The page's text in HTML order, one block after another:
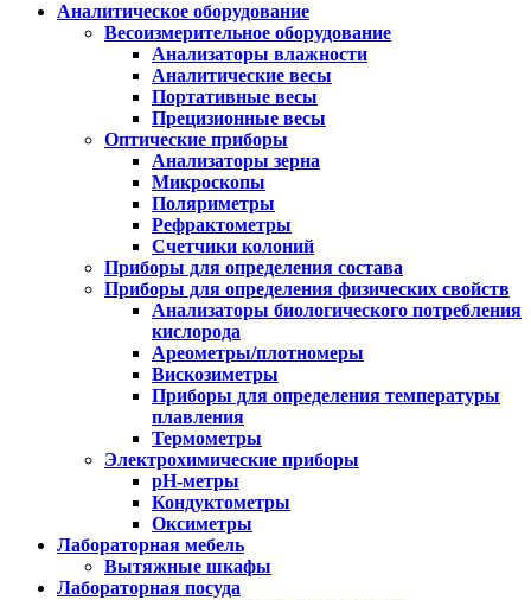
Аналитическое оборудование
Весоизмерительное оборудование
Анализаторы влажности
Аналитические весы
Портативные весы
Прецизионные весы
Оптические приборы
Анализаторы зерна
Микроскопы
Поляриметры
Рефрактометры
Счетчики колоний
Приборы для определения состава
Приборы для определения физических свойств
Анализаторы биологического потребления
кислорода
Ареометры/плотномеры
Вискозиметры
Приборы для определения температуры
плавления
Термометры
Электрохимические приборы
pH-метры
Кондуктометры
Оксиметры
Лабораторная мебель
Вытяжные шкафы
Лабораторная посуда